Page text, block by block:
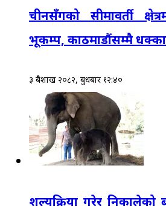
चीनसँगको सीमावर्ती
भूकम्प, काठमाडौंसम्मै धक्का
३ बैशाख २०८२, बुधबार १२:४०
शल्यक्रिया गरेर